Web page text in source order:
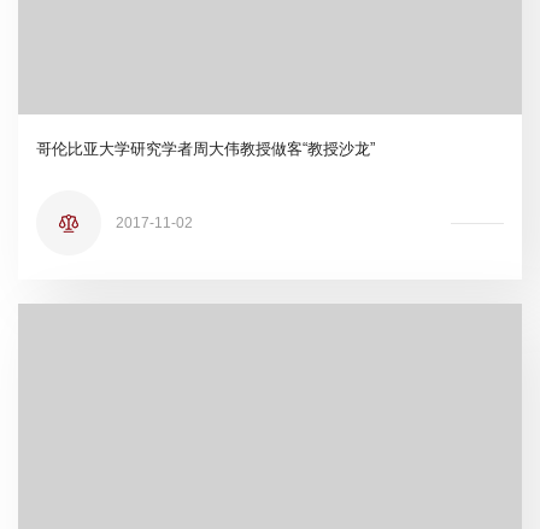
哥伦比亚大学研究学者周大伟教授做客“教授沙龙”
2017-11-02